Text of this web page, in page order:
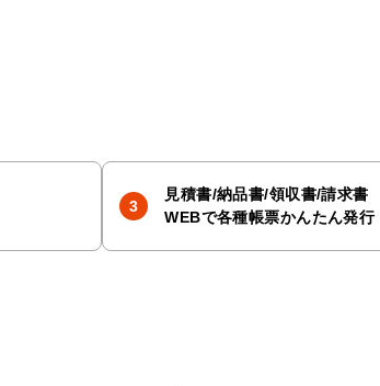
見積書/納品書/領収書/請求書
WEBで各種帳票かんたん発行